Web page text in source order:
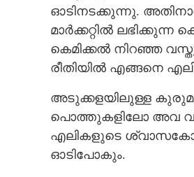
ഓടിനടക്കുന്നു.
മാർക്കറ്റിൽ
കെമിക്കൽ നിറഞ്ഞ
രീതിയിൽ എങ്ങനെ
അടുക്കളയിലുള്ള
പൊത്തുകളിലോ അവ
എലികളുടെ
ഓടിപോകും.